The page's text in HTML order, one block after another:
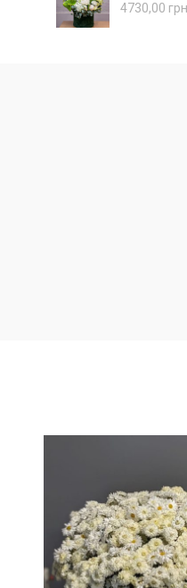
4730,00 грн.